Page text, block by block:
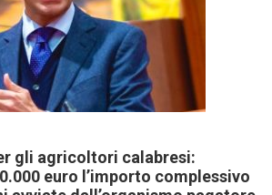
gli agricoltori calabresi:
euro l’importo complessivo